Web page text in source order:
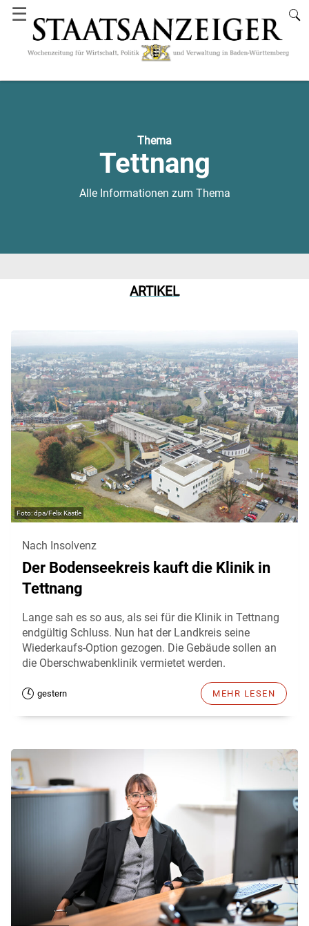
☰
Thema
Tettnang
Alle Informationen zum Thema
ARTIKEL
dpa/Felix Kästle
Nach Insolvenz
Der Bodenseekreis kauft die Klinik in
Tettnang
Lange sah es so aus, als sei für die Klinik in Tettnang
endgültig Schluss. Nun hat der Landkreis seine
Wiederkaufs-Option gezogen. Die Gebäude sollen an
die Oberschwabenklinik vermietet werden.
gestern MEHR LESEN